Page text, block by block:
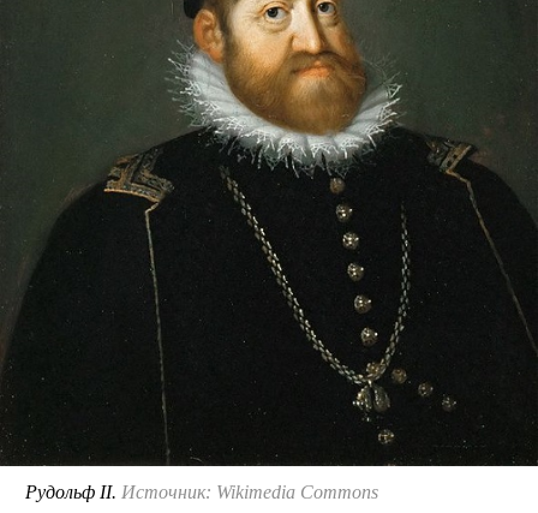
Рудольф II. Источник: Wikimedia Commons